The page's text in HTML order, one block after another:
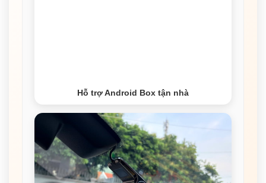
Hỗ trợ Android Box tận nhà